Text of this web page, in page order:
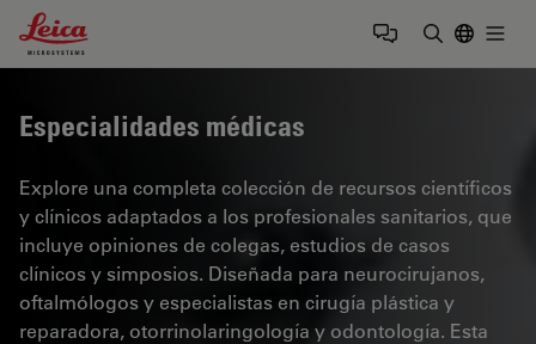
Leica Microsystems Logo
Especialidades médicas
Explore una completa colección de recursos científicos
y clínicos adaptados a los profesionales sanitarios, que
incluye opiniones de colegas, estudios de casos
clínicos y simposios. Diseñada para neurocirujanos,
oftalmólogos y especialistas en cirugía plástica y
reparadora, otorrinolaringología y odontología. Esta